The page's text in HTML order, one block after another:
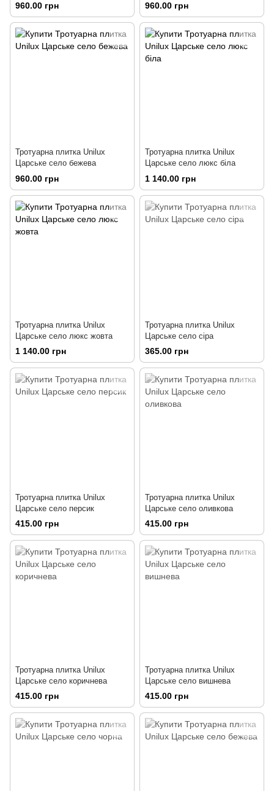
960.00 грн 960.00 грн
Тротуарна плитка Unilux
Царське село бежева
960.00 грн
Тротуарна плитка Unilux
Царське село люкс біла
1 140.00 грн
Тротуарна плитка Unilux
Царське село люкс жовта
1 140.00 грн
Тротуарна плитка Unilux
Царське село сіра
365.00 грн
Тротуарна плитка Unilux
Царське село персик
415.00 грн
Тротуарна плитка Unilux
Царське село оливкова
415.00 грн
Тротуарна плитка Unilux
Царське село коричнева
415.00 грн
Тротуарна плитка Unilux
Царське село вишнева
415.00 грн